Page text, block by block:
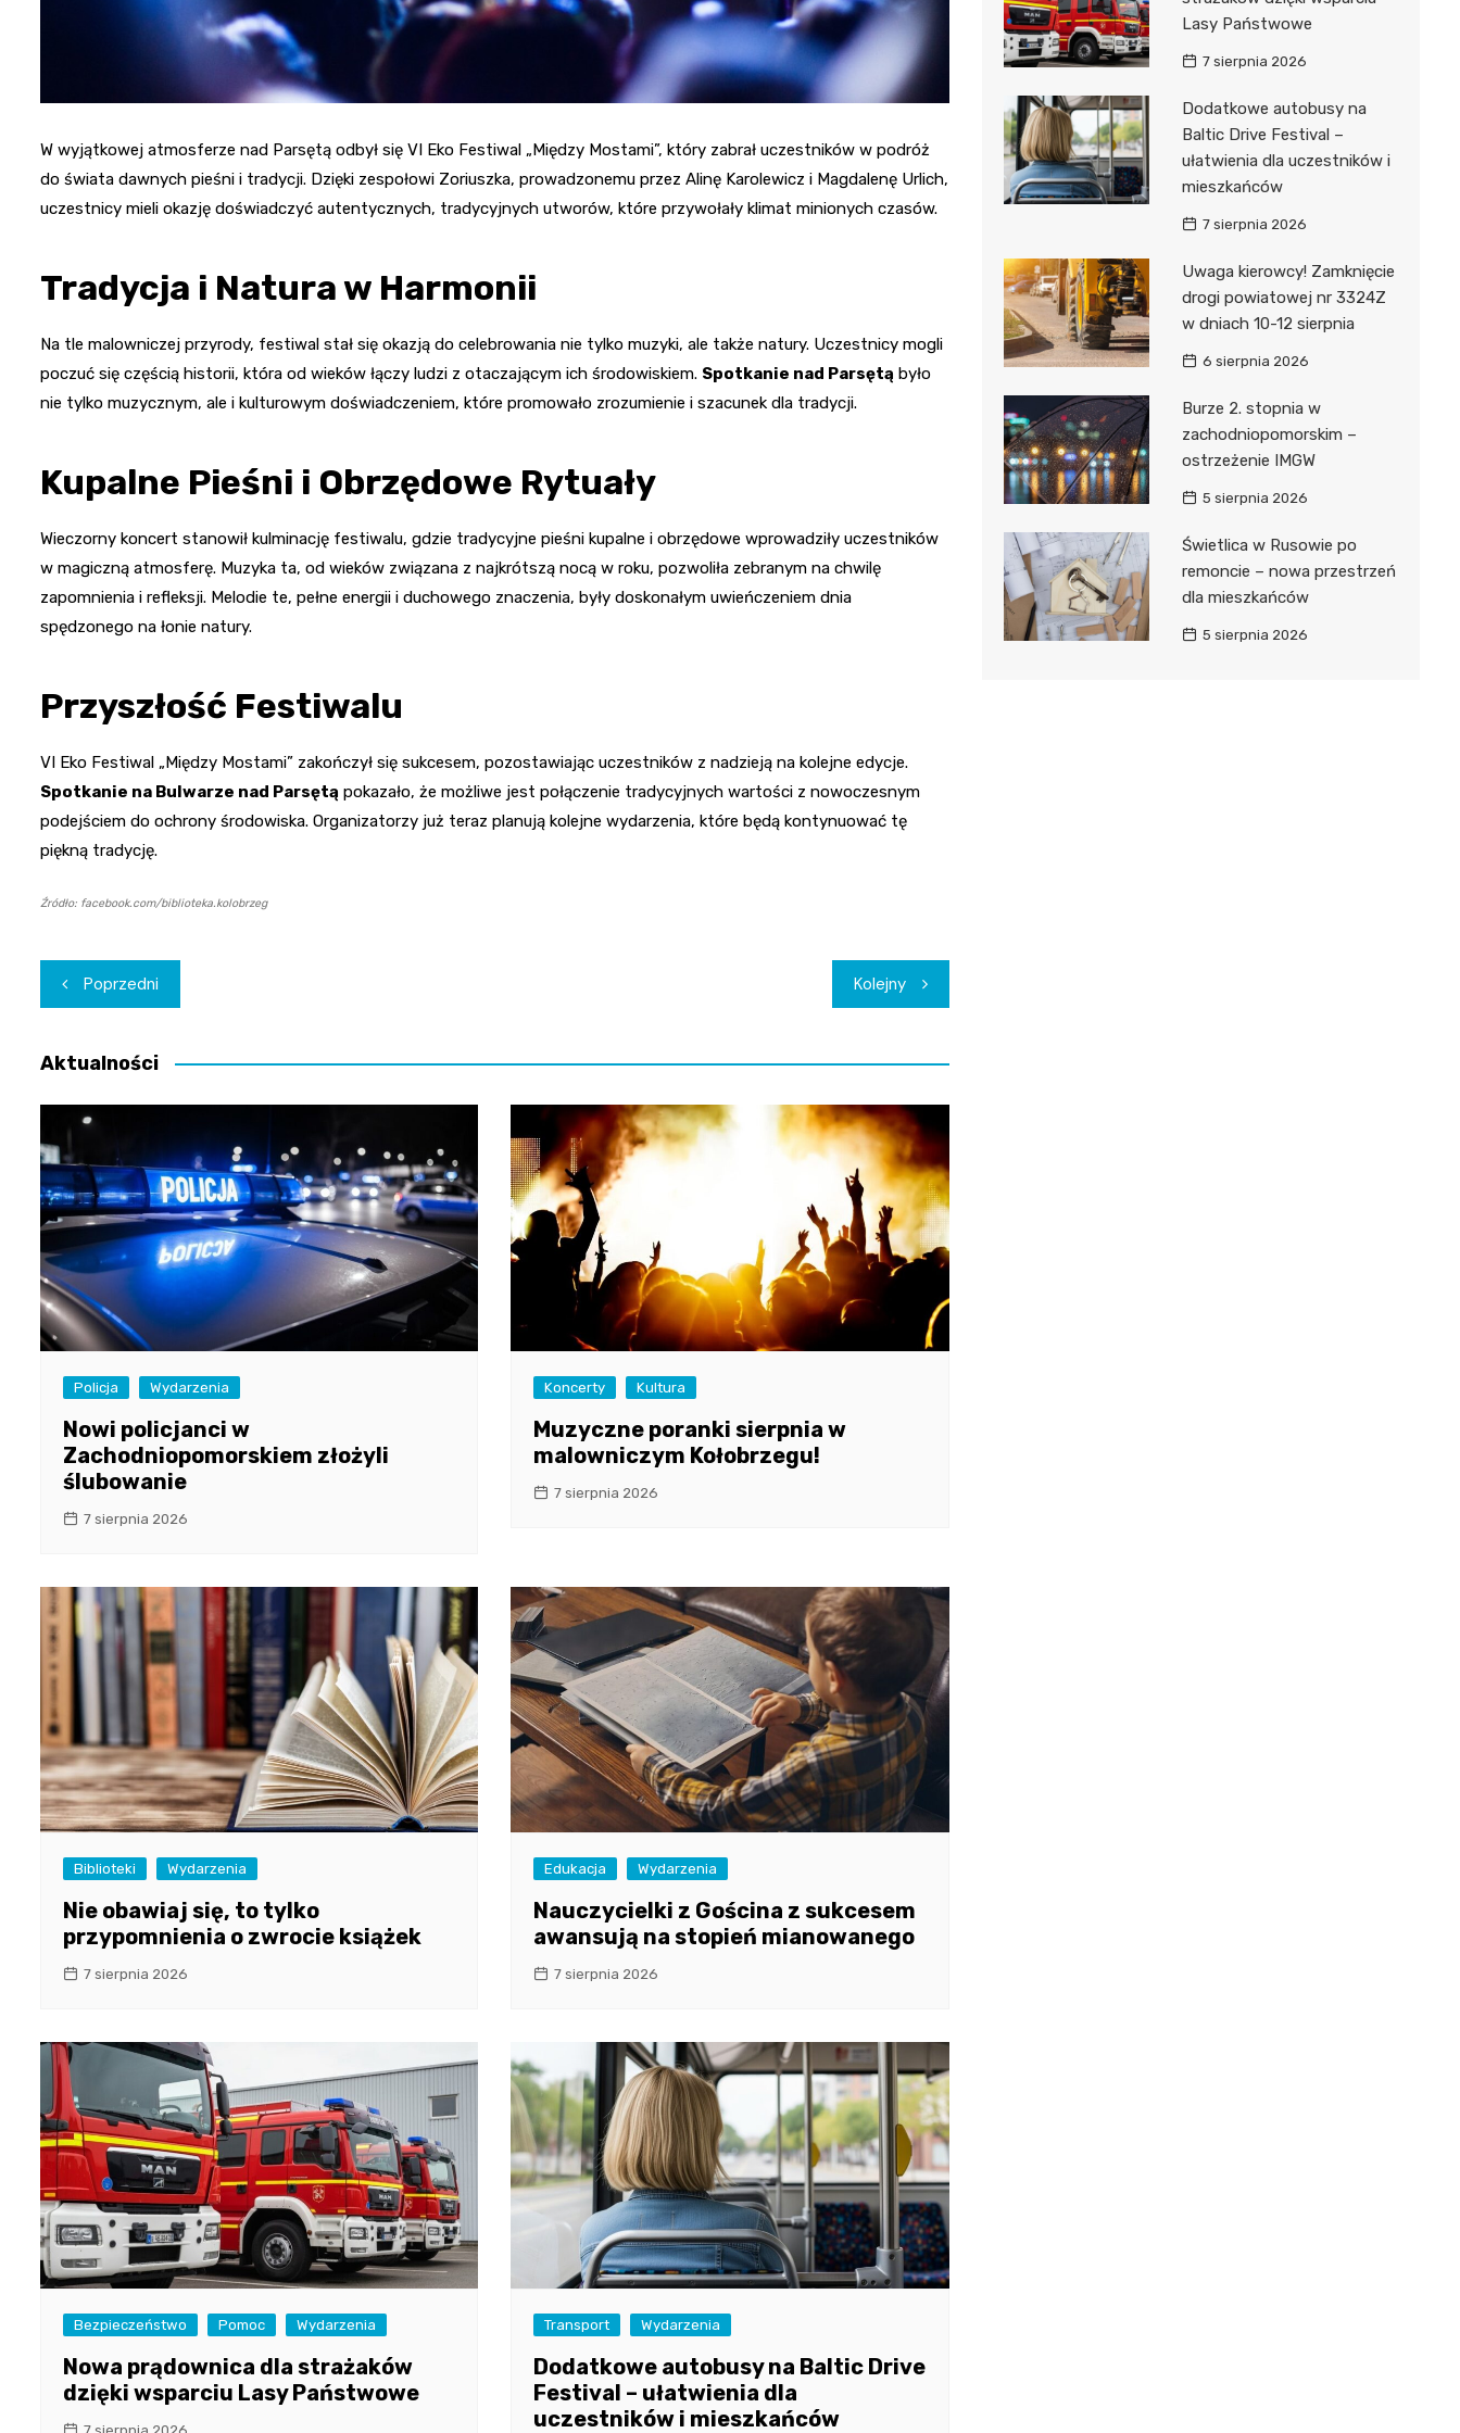
W wyjątkowej atmosferze nad Parsętą odbył się VI Eko Festiwal „Między Mostami”, który zabrał uczestników w podróż
do świata dawnych pieśni i tradycji. Dzięki zespołowi Zoriuszka, prowadzonemu przez Alinę Karolewicz i Magdalenę Urlich,
uczestnicy mieli okazję doświadczyć autentycznych, tradycyjnych utworów, które przywołały klimat minionych czasów.
Tradycja i Natura w Harmonii
Na tle malowniczej przyrody, festiwal stał się okazją do celebrowania nie tylko muzyki, ale także natury. Uczestnicy mogli
poczuć się częścią historii, która od wieków łączy ludzi z otaczającym ich środowiskiem. Spotkanie nad Parsętą było
nie tylko muzycznym, ale i kulturowym doświadczeniem, które promowało zrozumienie i szacunek dla tradycji.
Kupalne Pieśni i Obrzędowe Rytuały
Wieczorny koncert stanowił kulminację festiwalu, gdzie tradycyjne pieśni kupalne i obrzędowe wprowadziły uczestników
w magiczną atmosferę. Muzyka ta, od wieków związana z najkrótszą nocą w roku, pozwoliła zebranym na chwilę
zapomnienia i refleksji. Melodie te, pełne energii i duchowego znaczenia, były doskonałym uwieńczeniem dnia
spędzonego na łonie natury.
Przyszłość Festiwalu
VI Eko Festiwal „Między Mostami” zakończył się sukcesem, pozostawiając uczestników z nadzieją na kolejne edycje.
Spotkanie na Bulwarze nad Parsętą pokazało, że możliwe jest połączenie tradycyjnych wartości z nowoczesnym
podejściem do ochrony środowiska. Organizatorzy już teraz planują kolejne wydarzenia, które będą kontynuować tę
piękną tradycję.
Źródło: facebook.com/biblioteka.kolobrzeg
Nawigacja
wpisu
Poprzedni Kolejny
Aktualności
Policja Wydarzenia
Nowi policjanci w
Zachodniopomorskiem złożyli
ślubowanie
7 sierpnia 2026
Koncerty Kultura
Muzyczne poranki sierpnia w
malowniczym Kołobrzegu!
7 sierpnia 2026
Biblioteki Wydarzenia
Nie obawiaj się, to tylko
przypomnienia o zwrocie książek
7 sierpnia 2026
Edukacja Wydarzenia
Nauczycielki z Gościna z sukcesem
awansują na stopień mianowanego
7 sierpnia 2026
Bezpieczeństwo Pomoc Wydarzenia
Nowa prądownica dla strażaków
dzięki wsparciu Lasy Państwowe
Transport Wydarzenia
Dodatkowe autobusy na Baltic Drive
Festival – ułatwienia dla
uczestników i mieszkańców
Lasy Państwowe
7 sierpnia 2026
Dodatkowe autobusy na
Baltic Drive Festival –
ułatwienia dla uczestników i
mieszkańców
7 sierpnia 2026
Uwaga kierowcy! Zamknięcie
drogi powiatowej nr 3324Z
w dniach 10-12 sierpnia
6 sierpnia 2026
Burze 2. stopnia w
zachodniopomorskim –
ostrzeżenie IMGW
5 sierpnia 2026
Świetlica w Rusowie po
remoncie – nowa przestrzeń
dla mieszkańców
5 sierpnia 2026